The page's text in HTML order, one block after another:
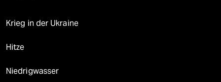
Krieg in der Ukraine
Hitze
Niedrigwasser